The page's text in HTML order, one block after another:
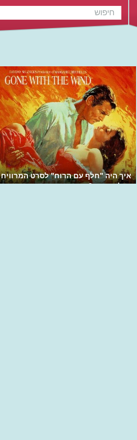
איך היה "חלף עם הרוח" לסרט המרוויח
בכל הזמנים?